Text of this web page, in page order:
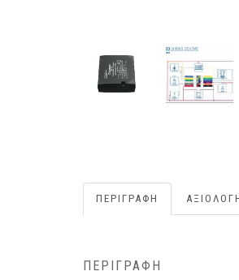
ΠΕΡΙΓΡΑΦΉ
ΠΕΡΙΓΡΑΦΉ